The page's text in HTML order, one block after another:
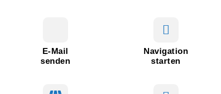
E-Mail
senden
Navigation
starten